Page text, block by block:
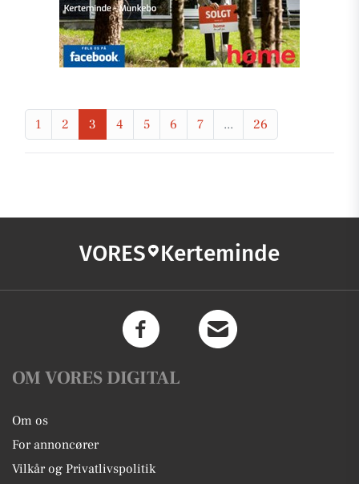
1 2 3 4 5 6 7 ... 26
VORES Kerteminde
OM VORES DIGITAL
Om os
For annoncører
Vilkår og Privatlivspolitik